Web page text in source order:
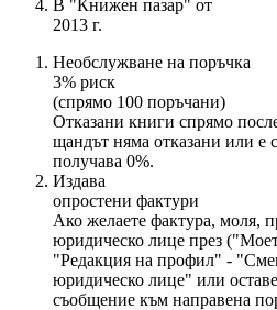
В "Книжен пазар" от
2013 г.
Необслужване на поръчка
3% риск
(спрямо 100 поръчани)
Отказани книги спрямо
щандът няма отказани или е
получава 0%.
Издава
опростени фактури
Ако желаете фактура, моля,
юридическо лице през
"Редакция на профил" -
юридическо лице" или
съобщение към направена